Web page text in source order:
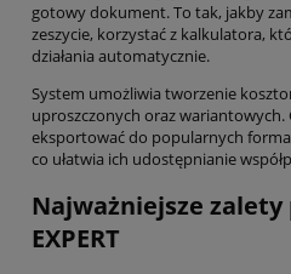
gotowy dokument. To tak, jakby
zeszycie, korzystać z kalkulatora,
działania automatycznie.
System umożliwia tworzenie
uproszczonych oraz
eksportować do popularnych
co ułatwia ich udostępnianie
Najważniejsze
EXPERT